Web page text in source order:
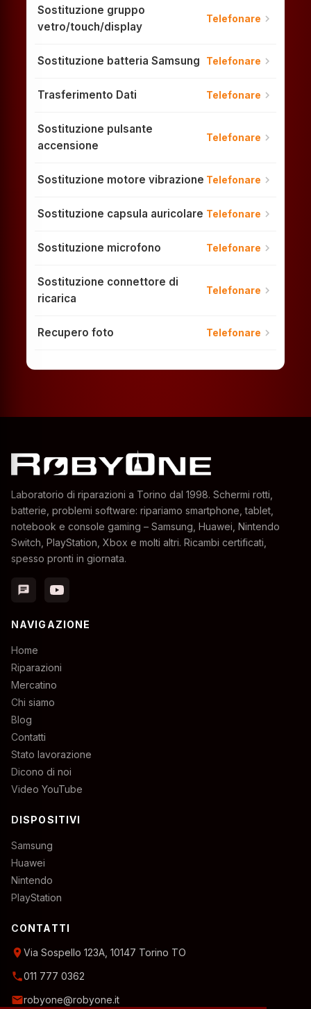
Sostituzione gruppo
vetro/touch/display
Telefonare chevron_right
Sostituzione batteria Samsung Telefonare chevron_right
Trasferimento Dati Telefonare chevron_right
Sostituzione pulsante
accensione
Telefonare chevron_right
Sostituzione motore vibrazione Telefonare chevron_right
Sostituzione capsula auricolare Telefonare chevron_right
Sostituzione microfono Telefonare chevron_right
Sostituzione connettore di
ricarica
Telefonare chevron_right
Recupero foto Telefonare chevron_right
Laboratorio di riparazioni a Torino dal 1998. Schermi rotti,
batterie, problemi software: ripariamo smartphone, tablet,
notebook e console gaming – Samsung, Huawei, Nintendo
Switch, PlayStation, Xbox e molti altri. Ricambi certificati,
spesso pronti in giornata.
chat
NAVIGAZIONE
Home
Riparazioni
Mercatino
Chi siamo
Blog
Contatti
Stato lavorazione
Dicono di noi
Video YouTube
DISPOSITIVI
Samsung
Huawei
Nintendo
PlayStation
CONTATTI
location_onVia Sospello 123A, 10147 Torino TO
phone011 777 0362
emailrobyone@robyone.it